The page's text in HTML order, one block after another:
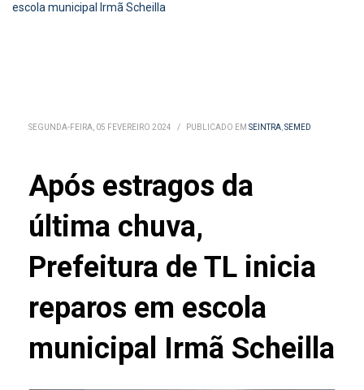
escola municipal Irmã Scheilla
SEGUNDA-FEIRA, 05 FEVEREIRO 2024 / PUBLICADO EM SEINTRA,SEMED
Após estragos da
última chuva,
Prefeitura de TL inicia
reparos em escola
municipal Irmã Scheilla